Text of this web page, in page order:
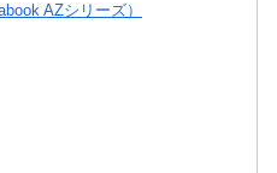
AZシリーズ）